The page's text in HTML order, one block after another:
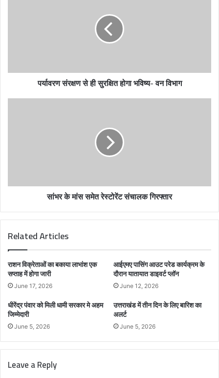
पर्यावरण संरक्षण से ही सुरक्षित होगा भविष्य- वन विभाग
सांभर के मांस समेत रेस्टोरेंट संचालक गिरफ्तार
Related Articles
राशन विक्रेताओं का बकाया लाभांश एक
सप्ताह में होगा जारी
June 17, 2026
आईएमए पासिंग आउट परेड कार्यक्रम के
दौरान यातायात डाइवर्ट प्लॉन
June 12, 2026
धीरेंद्र पंवार को मिली धामी सरकार मे अहम
जिम्मेदारी
June 5, 2026
उत्तराखंड में तीन दिन के लिए बारिश का
अलर्ट
June 5, 2026
Leave a Reply